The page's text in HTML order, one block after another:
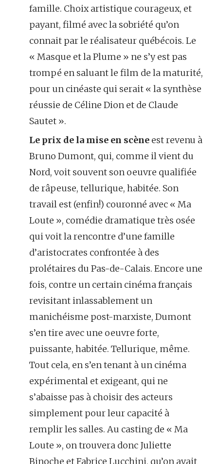
famille. Choix artistique courageux, et
payant, filmé avec la sobriété qu’on
connait par le réalisateur québécois. Le
« Masque et la Plume » ne s’y est pas
trompé en saluant le film de la maturité,
pour un cinéaste qui serait « la synthèse
réussie de Céline Dion et de Claude
Sautet ».
Le prix de la mise en scène est revenu à
Bruno Dumont, qui, comme il vient du
Nord, voit souvent son oeuvre qualifiée
de râpeuse, tellurique, habitée. Son
travail est (enfin!) couronné avec « Ma
Loute », comédie dramatique très osée
qui voit la rencontre d’une famille
d’aristocrates confrontée à des
prolétaires du Pas-de-Calais. Encore une
fois, contre un certain cinéma français
revisitant inlassablement un
manichéisme post-marxiste, Dumont
s’en tire avec une oeuvre forte,
puissante, habitée. Tellurique, même.
Tout cela, en s’en tenant à un cinéma
expérimental et exigeant, qui ne
s’abaisse pas à choisir des acteurs
simplement pour leur capacité à
remplir les salles. Au casting de « Ma
Loute », on trouvera donc Juliette
Binoche et Fabrice Lucchini, qu’on avait